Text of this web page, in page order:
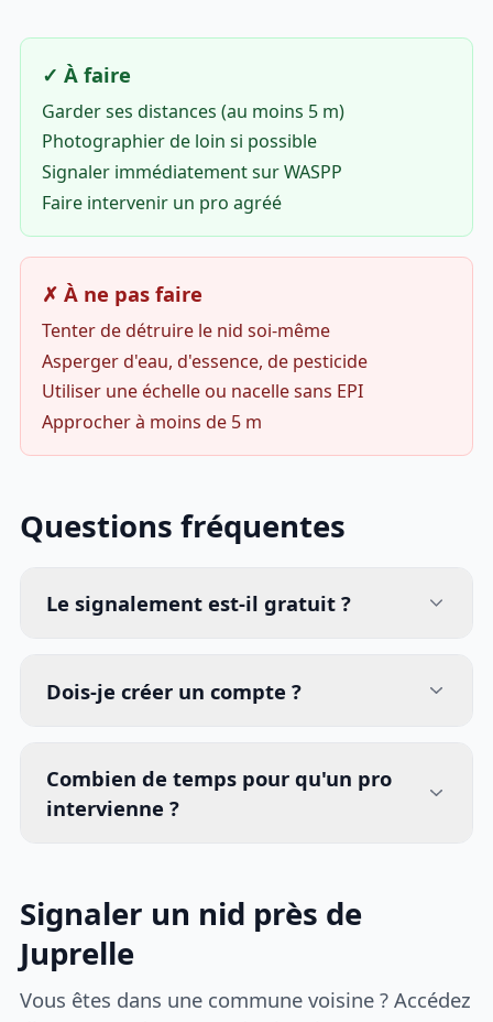
✓ À faire
Garder ses distances (au moins 5 m)
Photographier de loin si possible
Signaler immédiatement sur WASPP
Faire intervenir un pro agréé
✗ À ne pas faire
Tenter de détruire le nid soi-même
Asperger d'eau, d'essence, de pesticide
Utiliser une échelle ou nacelle sans EPI
Approcher à moins de 5 m
Questions fréquentes
Le signalement est-il gratuit ?
Dois-je créer un compte ?
Combien de temps pour qu'un pro
intervienne ?
Signaler un nid près de
Juprelle
Vous êtes dans une commune voisine ? Accédez